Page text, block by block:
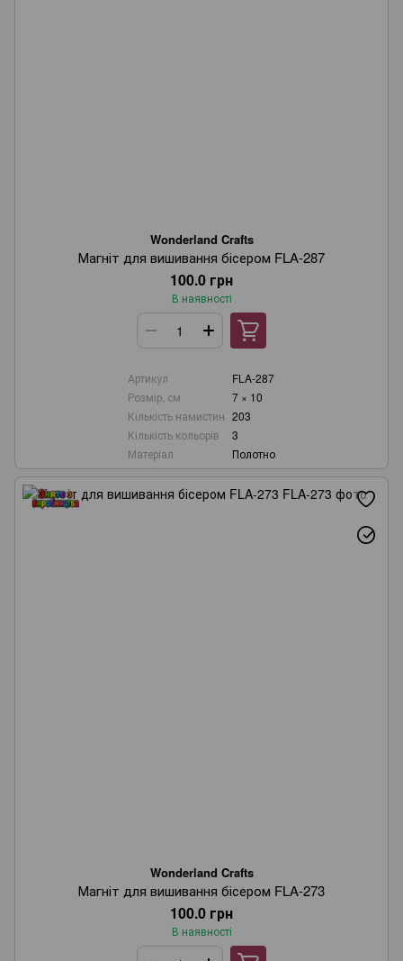
Wonderland Crafts
Магніт для вишивання бісером FLA-287
100.0 грн
В наявності
Артикул
FLA-287
Розмір, см
7 × 10
Кількість намистин 203
Кількість кольорів
3
Матеріал
Полотно
Wonderland Crafts
Магніт для вишивання бісером FLA-273
100.0 грн
В наявності